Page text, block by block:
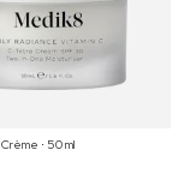
⋅ 50 ml